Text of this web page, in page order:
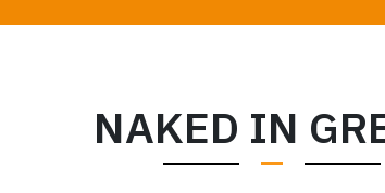
NAKED IN